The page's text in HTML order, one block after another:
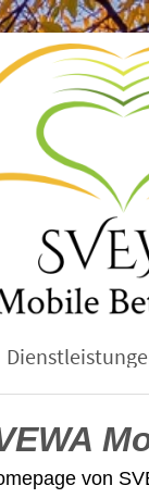
von